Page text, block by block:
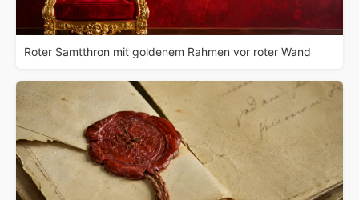
Roter Samtthron mit goldenem Rahmen vor roter Wand